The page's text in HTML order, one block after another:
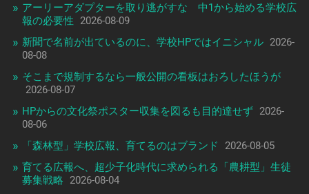
アーリーアダプターを取り逃がすな 中1から始める学校広
報の必要性
2026-08-09
新聞で名前が出ているのに、学校HPではイニシャル 2026-
08-08
そこまで規制するなら一般公開の看板はおろしたほうが
2026-08-07
HPからの文化祭ポスター収集を図るも目的達せず 2026-
08-06
「森林型」学校広報、育てるのはブランド
2026-08-05
育てる広報へ、超少子化時代に求められる「農耕型」生徒
募集戦略
2026-08-04